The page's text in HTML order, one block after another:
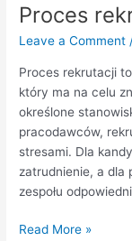
Proces
Leave a Comment
Proces rekrutacji
który ma na celu
określone
pracodawców,
stresami. Dla
zatrudnienie, a dla
zespołu
Read More »